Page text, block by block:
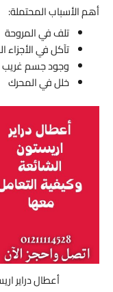
أهم الأسباب المحتملة:
تلف في المروحة
تآكل في الأجزاء
وجود جسم غريب
خلل في المحرك
أعطال دراير